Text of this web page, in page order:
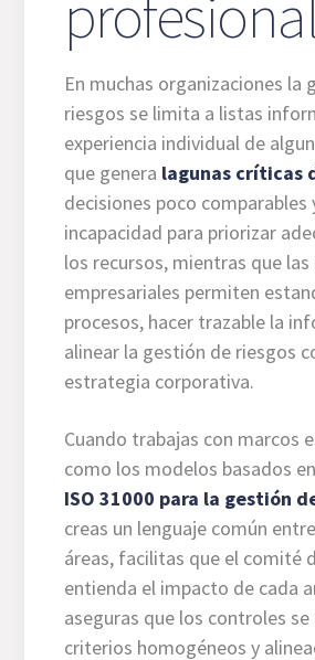
profesional
En muchas organizaciones la
riesgos se limita a listas
experiencia individual de
que genera lagunas críticas
decisiones poco comparables
incapacidad para priorizar
los recursos, mientras que
empresariales permiten
procesos, hacer trazable la
alinear la gestión de riesgos
estrategia corporativa.
Cuando trabajas con marcos
como los modelos basados
ISO 31000 para la gestión
creas un lenguaje común
áreas, facilitas que el comité
entienda el impacto de cada
aseguras que los controles se
criterios homogéneos y